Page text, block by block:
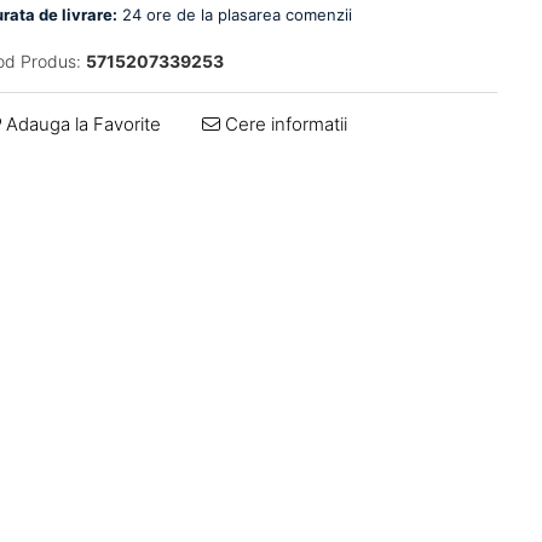
de livrare: 24 ore de la plasarea comenzii
Produs: 5715207339253
Adauga la Favorite Cere informatii